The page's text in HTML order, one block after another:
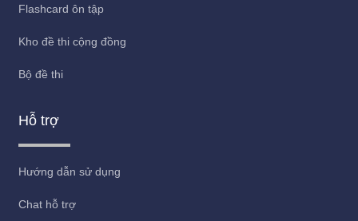
Flashcard ôn tập
Kho đề thi cộng đồng
Bộ đề thi
Hỗ trợ
Hướng dẫn sử dụng
Chat hỗ trợ